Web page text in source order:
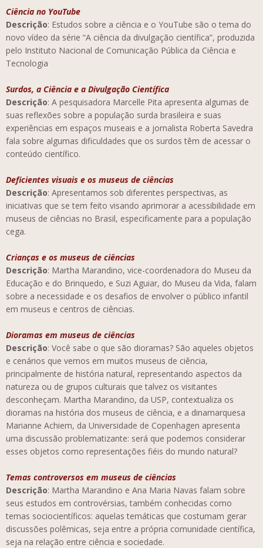
Ciência no YouTube
Descrição: Estudos sobre a ciência e o YouTube são o tema do
novo vídeo da série “A ciência da divulgação científica”, produzida
pelo Instituto Nacional de Comunicação Pública da Ciência e
Tecnologia
Surdos, a Ciência e a Divulgação Científica
Descrição: A pesquisadora Marcelle Pita apresenta algumas de
suas reflexões sobre a população surda brasileira e suas
experiências em espaços museais e a jornalista Roberta Savedra
fala sobre algumas dificuldades que os surdos têm de acessar o
conteúdo científico.
Deficientes visuais e os museus de ciências
Descrição: Apresentamos sob diferentes perspectivas, as
iniciativas que se tem feito visando aprimorar a acessibilidade em
museus de ciências no Brasil, especificamente para a população
cega.
Crianças e os museus de ciências
Descrição: Martha Marandino, vice-coordenadora do Museu da
Educação e do Brinquedo, e Suzi Aguiar, do Museu da Vida, falam
sobre a necessidade e os desafios de envolver o público infantil
em museus e centros de ciências.
Dioramas em museus de ciências
Descrição: Você sabe o que são dioramas? São aqueles objetos
e cenários que vemos em muitos museus de ciência,
principalmente de história natural, representando aspectos da
natureza ou de grupos culturais que talvez os visitantes
desconheçam. Martha Marandino, da USP, contextualiza os
dioramas na história dos museus de ciência, e a dinamarquesa
Marianne Achiem, da Universidade de Copenhagen apresenta
uma discussão problematizante: será que podemos considerar
esses objetos como representações fiéis do mundo natural?
Temas controversos em museus de ciências
Descrição: Martha Marandino e Ana Maria Navas falam sobre
seus estudos em controvérsias, também conhecidas como
temas sociocientíficos: aquelas temáticas que costumam gerar
discussões polêmicas, seja entre a própria comunidade científica,
seja na relação entre ciência e sociedade.